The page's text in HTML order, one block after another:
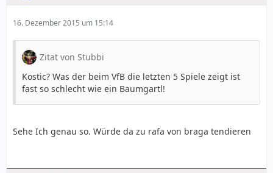
16. Dezember 2015 um 15:14
Zitat von Stubbi
Kostic? Was der beim VfB die letzten 5 Spiele zeigt ist
fast so schlecht wie ein Baumgartl!
Sehe Ich genau so. Würde da zu rafa von braga tendieren